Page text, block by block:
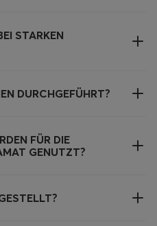
STARKEN
DURCHGEFÜHRT?
FÜR DIE
GENUTZT?